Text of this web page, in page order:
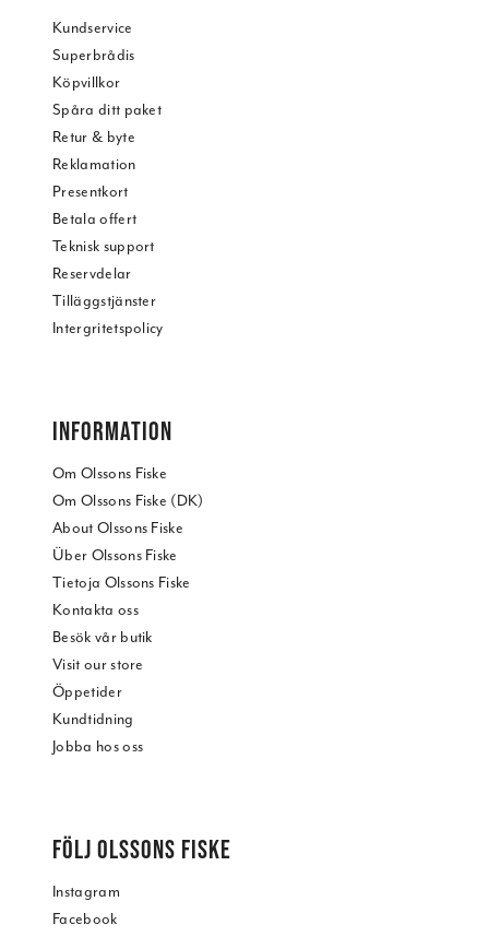
Kundservice
Superbrådis
Köpvillkor
Spåra ditt paket
Retur & byte
Reklamation
Presentkort
Betala offert
Teknisk support
Reservdelar
Tilläggstjänster
Intergritetspolicy
INFORMATION
Om Olssons Fiske
Om Olssons Fiske (DK)
About Olssons Fiske
Über Olssons Fiske
Tietoja Olssons Fiske
Kontakta oss
Besök vår butik
Visit our store
Öppetider
Kundtidning
Jobba hos oss
FÖLJ OLSSONS FISKE
Instagram
Facebook